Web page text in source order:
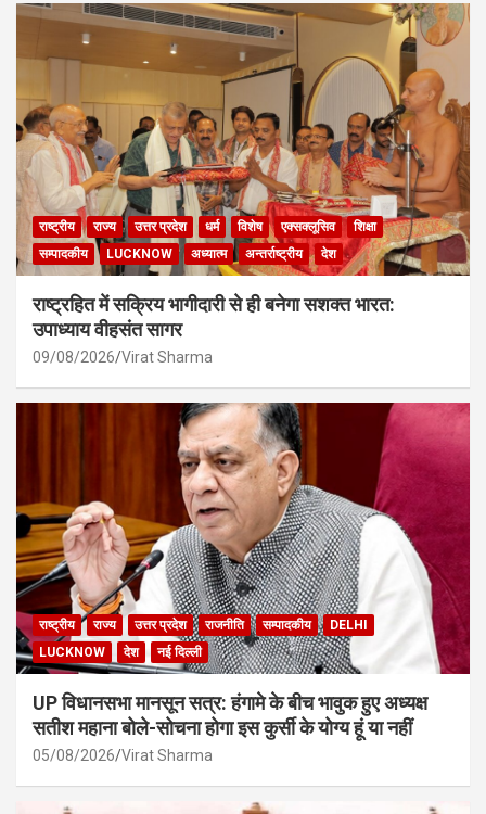
राष्ट्रीय राज्य उत्तर प्रदेश धर्म विशेष एक्सक्लूसिव
शिक्षा
सम्पादकीय
LUCKNOW अध्यात्म अन्तर्राष्ट्रीय देश
राष्ट्रहित में सक्रिय भागीदारी से ही बनेगा सशक्त भारत:
उपाध्याय वीहसंत सागर
09/08/2026 Virat Sharma
राष्ट्रीय राज्य उत्तर प्रदेश राजनीति सम्पादकीय
DELHI
LUCKNOW
देश नई दिल्ली
UP विधानसभा मानसून सत्र: हंगामे के बीच भावुक हुए अध्यक्ष
सतीश महाना बोले-सोचना होगा इस कुर्सी के योग्य हूं या नहीं
05/08/2026 Virat Sharma